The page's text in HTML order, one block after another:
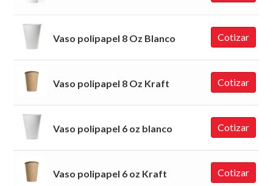
Cintas
Cotillón
Cubiertos
Escarbadientes
Film Autoadherente
Hilos
Vaso polipapel 8 Oz Blanco Cotizar
Vaso polipapel 8 Oz Kraft Cotizar
Vaso polipapel 6 oz blanco Cotizar
Vaso polipapel 6 oz Kraft Cotizar